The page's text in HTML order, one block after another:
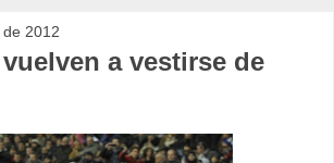
2012
a vestirse de